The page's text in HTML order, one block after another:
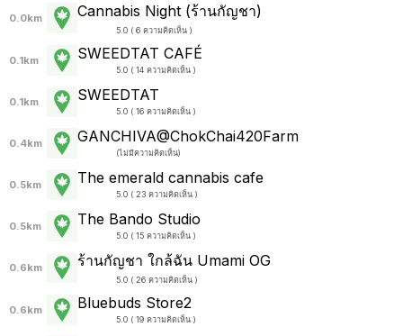
0.0km Cannabis Night (ร้านกัญชา)
5.0 ( 6 ความคิดเห็น )
0.1km SWEEDTAT CAFÉ
5.0 ( 14 ความคิดเห็น )
0.1km SWEEDTAT
5.0 ( 16 ความคิดเห็น )
0.4km GANCHIVA@ChokChai420Farm
(ไม่มีความคิดเห็น)
0.5km The emerald cannabis cafe
5.0 ( 23 ความคิดเห็น )
0.5km The Bando Studio
5.0 ( 15 ความคิดเห็น )
0.6km ร้านกัญชา ใกล้ฉัน Umami OG
5.0 ( 26 ความคิดเห็น )
0.6km Bluebuds Store2
5.0 ( 19 ความคิดเห็น )